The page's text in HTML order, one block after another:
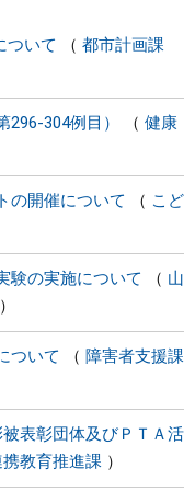
ついて 都市計画課
304例目）
健康
の開催について
こど
験の実施について
山
ついて 障害者支援課
表彰団体及びＰＴＡ活
教育推進課